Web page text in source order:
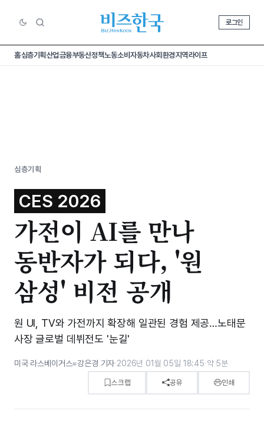
로그인
홈심층기획산업금융부동산정책노동소비 자동차사회환경지역라이프
심층기획
CES 2026
가전이 AI를 만나
동반자가 되다, '원
삼성' 비전 공개
원 UI, TV와 가전까지 확장해 일관된 경험 제공…노태문
사장 글로벌 데뷔전도 '눈길'
미국 라스베이거스=강은경 기자·2026년 01월 05일 18:45·약 5분
스크랩 공유 인쇄